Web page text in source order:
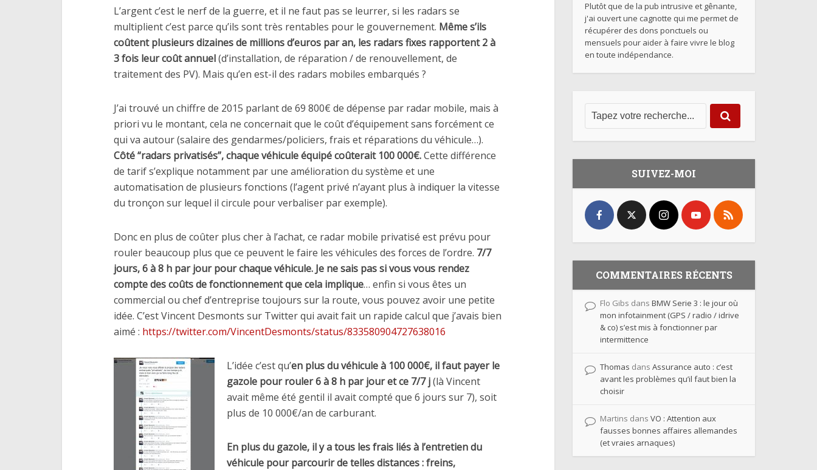
L’argent c’est le nerf de la guerre, et il ne faut pas se leurrer, si les radars se
multiplient c’est parce qu’ils sont très rentables pour le gouvernement. Même s’ils
coûtent plusieurs dizaines de millions d’euros par an, les radars fixes rapportent 2 à
3 fois leur coût annuel(d’installation, de réparation / de renouvellement, de
traitement des PV). Mais qu’en est-il des radars mobiles embarqués ?
J’ai trouvé un chiffre de 2015 parlant de 69 800€ de dépense par radar mobile, mais à
priori vu le montant, cela ne concernait que le coût d’équipement sans forcément ce
qui va autour (salaire des gendarmes/policiers, frais et réparations du véhicule…).
Côté “radars privatisés”, chaque véhicule équipé coûterait 100 000€.Cette différence
de tarif s’explique notamment par une amélioration du système et une
automatisation de plusieurs fonctions (l’agent privé n’ayant plus à indiquer la vitesse
du tronçon sur lequel il circule pour verbaliser par exemple).
Donc en plus de coûter plus cher à l’achat, ce radar mobile privatisé est prévu pour
rouler beaucoup plus que ce peuvent le faire les véhicules des forces de l’ordre. 7/7
jours, 6 à 8 h par jour pour chaque véhicule. Je ne sais pas si vous vous rendez
compte des coûts de fonctionnement que cela implique… enfin si vous êtes un
commercial ou chef d’entreprise toujours sur la route, vous pouvez avoir une petite
idée. C’est Vincent Desmonts sur Twitter qui avait fait un rapide calcul que j’avais bien
aimé : https://twitter.com/VincentDesmonts/status/833580904727638016
L’idée c’est qu’en plus du véhicule à 100 000€, il faut payer le
gazole pour rouler 6 à 8 h par jour et ce 7/7 j(là Vincent
avait même été gentil il avait compté que 6 jours sur 7), soit
plus de 10 000€/an de carburant.
En plus du gazole, il y a tous les frais liés à l’entretien du
véhicule pour parcourir de telles distances : freins,
Plutôt que de la pub intrusive et gênante,
j'ai ouvert une cagnotte qui me permet de
récupérer des dons ponctuels ou
mensuels pour aider à faire vivre le blog
en toute indépendance.
SUIVEZ-MOI
COMMENTAIRES RÉCENTS
Flo Gibs dans BMW Serie 3 : le jour où
mon infotainment (GPS / radio / idrive
& co) s’est mis à fonctionner par
intermittence
Thomas dans Assurance auto : c’est
avant les problèmes qu’il faut bien la
choisir
Martins dans VO : Attention aux
fausses bonnes affaires allemandes
(et vraies arnaques)